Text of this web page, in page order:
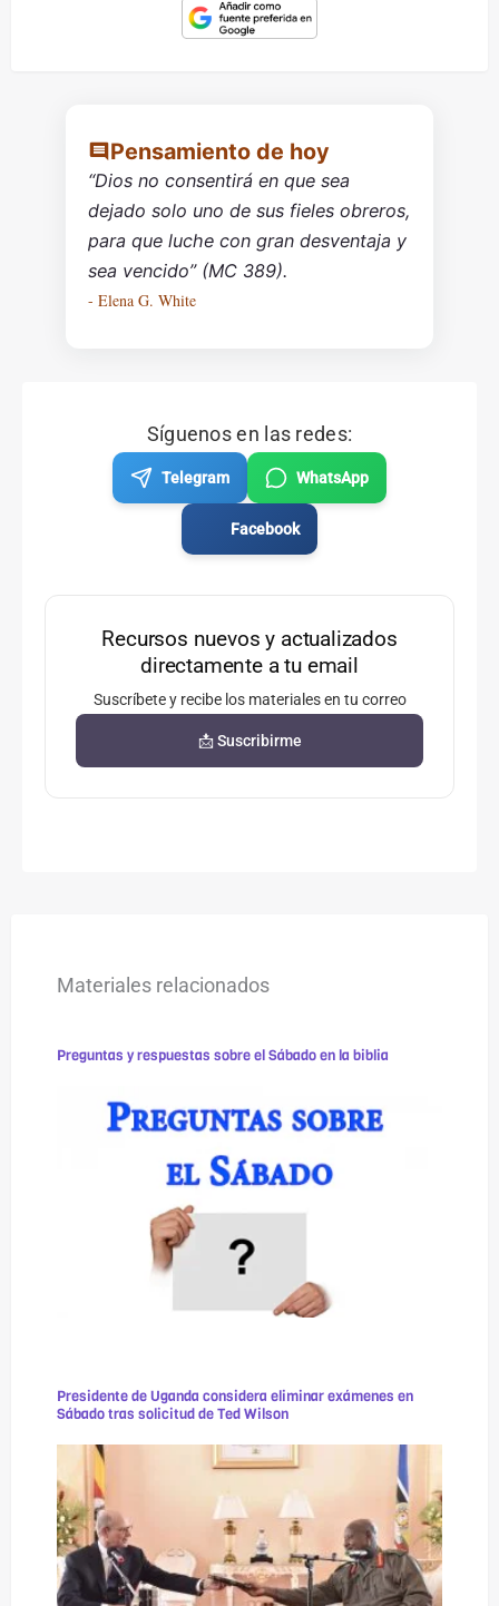
Pensamiento de hoy
“Dios no consentirá en que sea
dejado solo uno de sus fieles obreros,
para que luche con gran desventaja y
sea vencido” (MC 389).
- Elena G. White
Síguenos en las redes:
Telegram WhatsApp
Facebook
Recursos nuevos y actualizados
directamente a tu email
Suscríbete y recibe los materiales en tu correo
📩 Suscribirme
Materiales relacionados
Preguntas y respuestas sobre el Sábado en la biblia
Presidente de Uganda considera eliminar exámenes en
Sábado tras solicitud de Ted Wilson